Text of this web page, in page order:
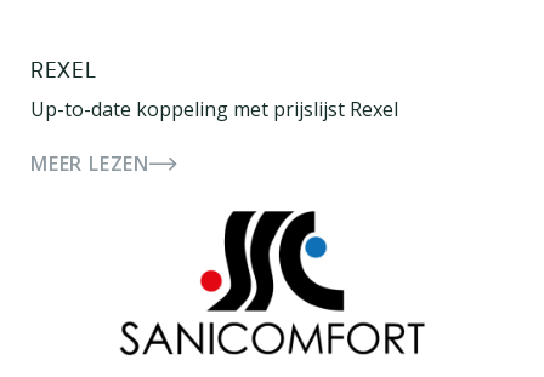
REXEL
Up-to-date koppeling met prijslijst Rexel
MEER LEZEN